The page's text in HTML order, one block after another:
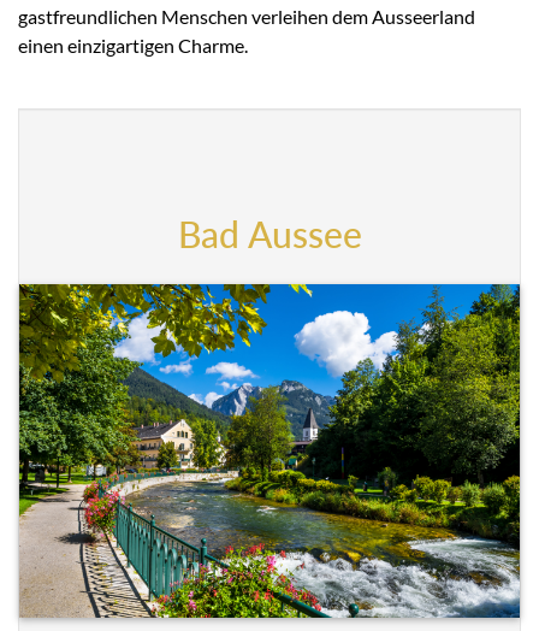
gastfreundlichen Menschen verleihen dem Ausseerland
einen einzigartigen Charme.
Bad Aussee